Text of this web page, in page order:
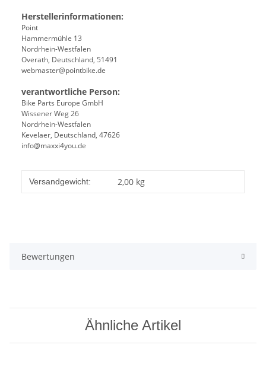
Herstellerinformationen:
Point
Hammermühle 13
Nordrhein-Westfalen
Overath, Deutschland, 51491
webmaster@pointbike.de
verantwortliche Person:
Bike Parts Europe GmbH
Wissener Weg 26
Nordrhein-Westfalen
Kevelaer, Deutschland, 47626
info@maxxi4you.de
Versandgewicht: 2,00 kg
Bewertungen
Ähnliche Artikel